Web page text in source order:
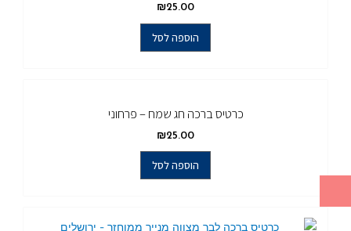
₪25.00
הוספה לסל
כרטיס ברכה חג שמח – פרחוני
₪25.00
הוספה לסל